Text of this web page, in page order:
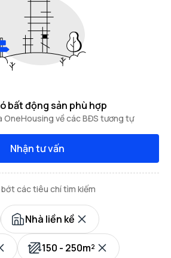
bất động sản phù hợp
OneHousing về các BĐS tương tự
Nhận tư vấn
bớt các tiêu chí tìm kiếm
Nhà liền kề
150 - 250m²